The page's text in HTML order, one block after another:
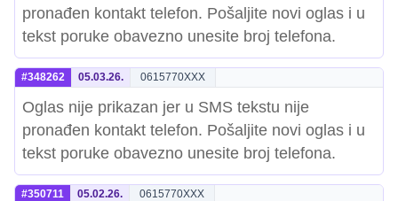
pronađen kontakt telefon. Pošaljite novi oglas i u
tekst poruke obavezno unesite broj telefona.
#348262 05.03.26. 0615770XXX
Oglas nije prikazan jer u SMS tekstu nije
pronađen kontakt telefon. Pošaljite novi oglas i u
tekst poruke obavezno unesite broj telefona.
#350711 05.02.26. 0615770XXX